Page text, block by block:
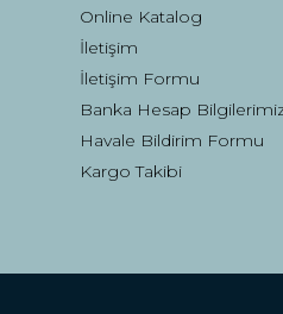
Online Katalog
İletişim
İletişim Formu
Banka Hesap
Havale Bildirim Formu
Kargo Takibi